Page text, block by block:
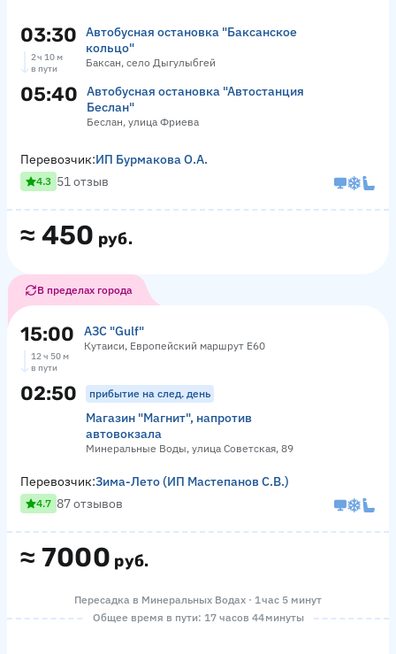
03:30
Автобусная остановка "Баксанское
кольцо"
Баксан, село Дыгулыбгей
2 ч 10 м
в пути
05:40
Автобусная остановка "Автостанция
Беслан"
Беслан, улица Фриева
≈ 450 руб.
Перевозчик:ИП Бурмакова О.А.
4.3 51 отзыв
В пределах города
15:00 АЗС "Gulf"
Кутаиси, Европейский маршрут Е60
12 ч 50 м
в пути
02:50 прибытие на след. день
Магазин "Магнит", напротив
автовокзала
Минеральные Воды, улица Советская, 89
≈ 7000 руб.
Перевозчик:Зима-Лето (ИП Мастепанов С.В.)
4.7 87 отзывов
Пересадка в Минеральных Водах · 1 час 5 минут
Общее время в пути: 17 часов 44 минуты